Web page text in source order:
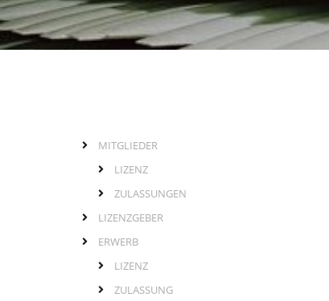
LinksMITGLIEDER
LIZENZ
ZULASSUNGEN
LIZENZGEBER
ERWERB
LIZENZ
ZULASSUNG